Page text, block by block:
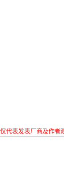
代表发表厂商及作者